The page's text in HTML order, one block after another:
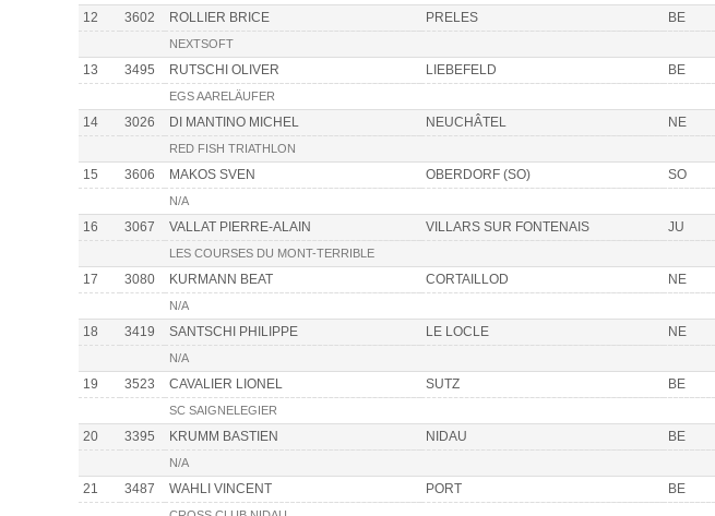
12 3602 ROLLIER BRICE PRELES BE
NEXTSOFT
13 3495 RUTSCHI OLIVER LIEBEFELD BE
EGS AARELÄUFER
14 3026 DI MANTINO MICHEL NEUCHÂTEL NE
RED FISH TRIATHLON
15 3606 MAKOS SVEN OBERDORF (SO) SO
N/A
16 3067 VALLAT PIERRE-ALAIN VILLARS SUR FONTENAIS JU
LES COURSES DU MONT-TERRIBLE
17 3080 KURMANN BEAT CORTAILLOD NE
N/A
18 3419 SANTSCHI PHILIPPE LE LOCLE NE
N/A
19 3523 CAVALIER LIONEL SUTZ BE
SC SAIGNELEGIER
20 3395 KRUMM BASTIEN NIDAU BE
N/A
21 3487 WAHLI VINCENT PORT BE